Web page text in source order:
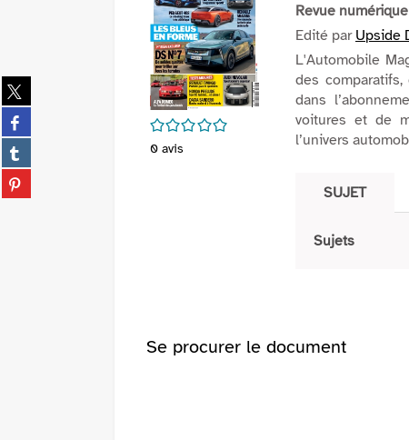
Partager
sur
twitter
(Nouvelle
fenêtre)
Partager
sur
facebook
(Nouvelle
fenêtre)
Partager
sur
tumblr
Partager
sur
/5
0 avis
Revue numérique
Edité par Upside
L'Automobile
des
dans
voitures et de
l’univers
SUJET
Sujets
Se procurer le document